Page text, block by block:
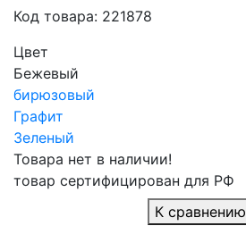
Код товара: 221878
Цвет
Бежевый
бирюзовый
Графит
Зеленый
Товара нет в наличии!
товар сертифицирован для РФ
К сравнению